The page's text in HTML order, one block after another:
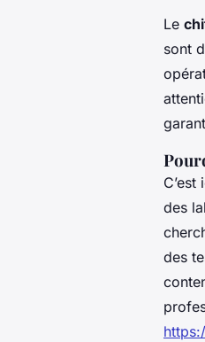
Le
sont
C’est
des
des